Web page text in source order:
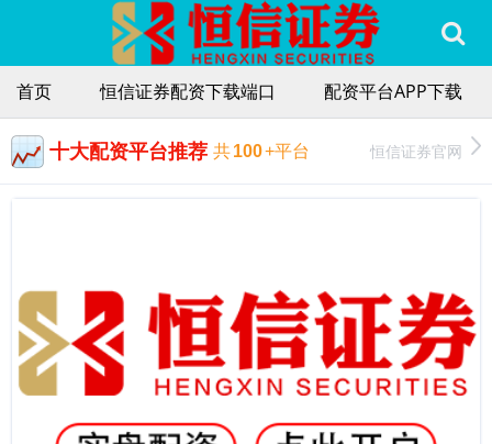
首页 恒信证券配资下载端口 配资平台APP下载
十大配资平台推荐 共100+平台 恒信证券官网